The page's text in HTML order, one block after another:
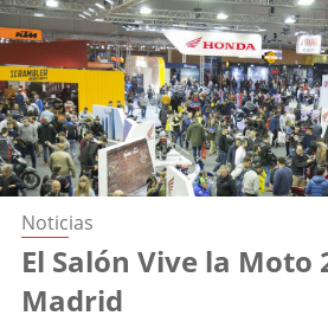
Noticias
El Salón Vive la Moto
Madrid